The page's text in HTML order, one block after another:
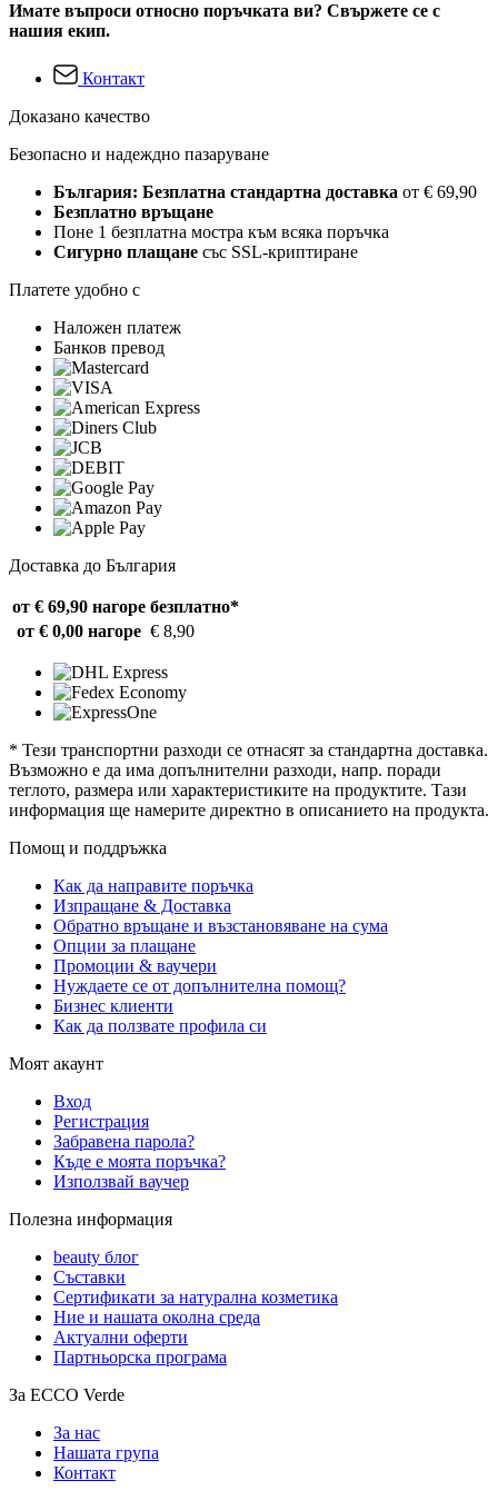
Имате въпроси относно поръчката ви? Свържете се с
нашия екип.
Контакт
Доказано качество
Безопасно и надеждно пазаруване
България: Безплатна стандартна доставка от € 69,90
Безплатно връщане
Поне 1 безплатна мостра към всяка поръчка
Сигурно плащане със SSL-криптиране
Платете удобно с
Наложен платеж
Банков превод
Доставка до България
от € 69,90 нагоре безплатно*
от € 0,00 нагоре € 8,90
* Тези транспортни разходи се отнасят за стандартна доставка.
Възможно е да има допълнителни разходи, напр. поради
теглото, размера или характеристиките на продуктите. Тази
информация ще намерите директно в описанието на продукта.
Помощ и поддръжка
Как да направите поръчка
Изпращане & Доставка
Обратно връщане и възстановяване на сума
Опции за плащане
Промоции & ваучери
Нуждаете се от допълнителна помощ?
Бизнес клиенти
Как да ползвате профила си
Моят акаунт
Вход
Регистрация
Забравена парола?
Къде е моята поръчка?
Използвай ваучер
Полезна информация
beauty блог
Съставки
Сертификати за натурална козметика
Ние и нашата околна среда
Актуални оферти
Партньорска програма
За ECCO Verde
За нас
Нашата група
Контакт